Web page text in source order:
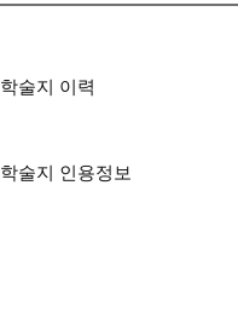
학술지 이력
학술지 인용정보